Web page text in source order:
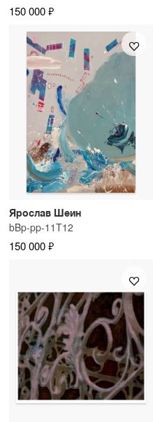
150 000 ₽
Ярослав Шеин
bBp-pp-11T12
150 000 ₽